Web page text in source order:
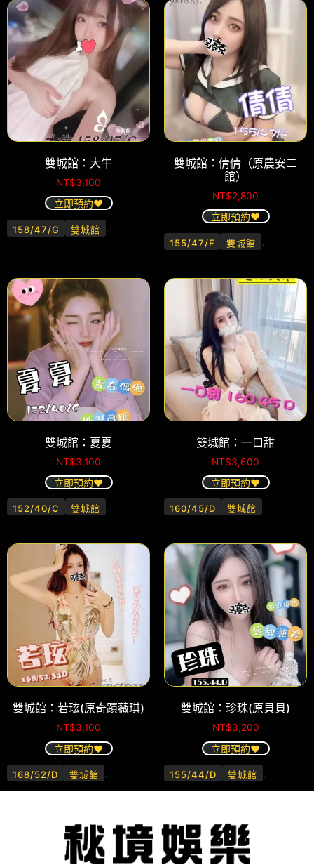
雙城館：大牛
NT$3,100
立即預約❤️
158/47/G 雙城館 .
雙城館：倩倩（原農安二
館）
NT$2,800
立即預約❤️
155/47/F 雙城館 .
雙城館：夏夏
NT$3,100
立即預約❤️
152/40/C 雙城館 .
雙城館：一口甜
NT$3,600
立即預約❤️
160/45/D 雙城館 .
雙城館：若玹(原奇蹟薇琪)
NT$3,100
立即預約❤️
168/52/D 雙城館 .
雙城館：珍珠(原貝貝)
NT$3,200
立即預約❤️
155/44/D 雙城館 .